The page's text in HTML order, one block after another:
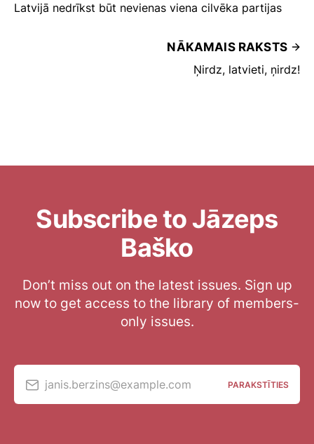
Latvijā nedrīkst būt nevienas viena cilvēka partijas
NĀKAMAIS RAKSTS
Ņirdz, latvieti, ņirdz!
Subscribe to Jāzeps
Baško
Don’t miss out on the latest issues. Sign up
now to get access to the library of members-
only issues.
janis.berzins@example.com PARAKSTĪTIES